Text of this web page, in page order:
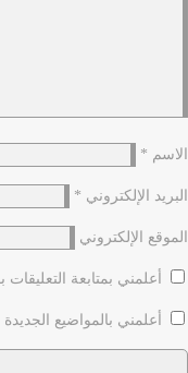
الاسم *
البريد الإلكتروني *
الموقع الإلكتروني
أعلمني بمتابعة
أعلمني بالمواضيع